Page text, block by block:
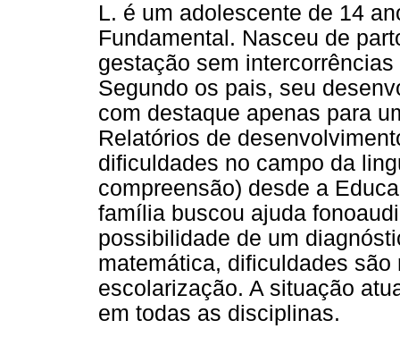
L. é um adolescente de 14
Fundamental. Nasceu de
gestação sem
Segundo os pais, seu
com destaque apenas para
Relatórios de
dificuldades no campo da
compreensão) desde a
família buscou ajuda
possibilidade de um
matemática, dificuldades
escolarização. A situação
em todas as disciplinas.